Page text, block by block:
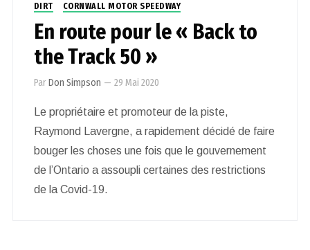
DIRT CORNWALL MOTOR SPEEDWAY
En route pour le « Back to
the Track 50 »
ParDon Simpson — 29 Mai 2020
Le propriétaire et promoteur de la piste,
Raymond Lavergne, a rapidement décidé de faire
bouger les choses une fois que le gouvernement
de l’Ontario a assoupli certaines des restrictions
de la Covid-19.